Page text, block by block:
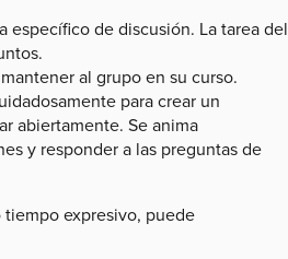
específico de discusión. La tarea del
al grupo en su curso.
para crear un
abiertamente. Se anima
y responder a las preguntas de
expresivo, puede